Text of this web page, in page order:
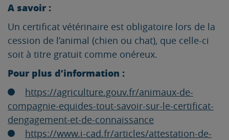
A savoir :
Un certificat vétérinaire est obligatoire lors de la
cession de l’animal (chien ou chat), que celle-ci
soit à titre gratuit comme onéreux.
Pour plus d’information :
https://agriculture.gouv.fr/animaux-de-
compagnie-equides-tout-savoir-sur-le-certificat-
dengagement-et-de-connaissance
https://www.i-cad.fr/articles/attestation-de-